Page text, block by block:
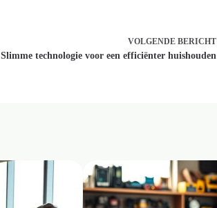
VOLGENDEBERICHT
Slimme technologie voor een efficiënter huishouden